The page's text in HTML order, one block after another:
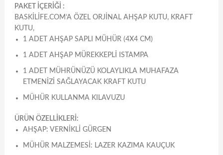
PAKET İÇERİĞİ :
BASKILIFE.COM’A ÖZEL ORJINAL AHŞAP KUTU, KRAFT
KUTU,
1 ADET AHŞAP SAPLI MÜHÜR (4X4 CM)
1 ADET AHŞAP MÜREKKEPLI ISTAMPA
1 ADET MÜHRÜNÜZÜ KOLAYLIKLA MUHAFAZA
ETMENIZI SAĞLAYACAK KRAFT KUTU
MÜHÜR KULLANMA KILAVUZU
ÜRÜN ÖZELLİKLERİ:
AHŞAP: VERNIKLI GÜRGEN
MÜHÜR MALZEMESI: LAZER KAZIMA KAUÇUK